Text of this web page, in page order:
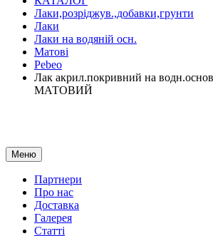
Лаки,розріджув.,добавки,грунти
Лаки
Лаки на водяній осн.
Матові
Pebeo
Лак акрил.покривний на
МАТОВИЙ
Меню
Партнери
Про нас
Доставка
Галерея
Статтi